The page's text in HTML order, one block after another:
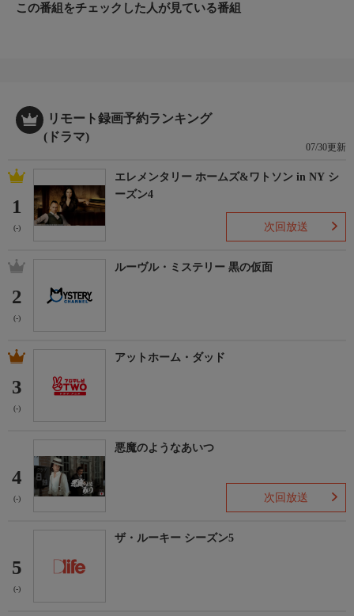
渡瀬恒彦主演「十津川警部」シリーズ第30弾。パリと東京を結ぶ
原作・脚本
【原作】西村京太郎【脚本】安本莞二
プロデューサー
森下和清、沼田通嗣
ディレクター
脇田時三
この番組をチェックした人が見ている番組
リモート録画予約ランキング
(ドラマ)
07/30更新
1
(-)
エレメンタリー ホームズ&ワトソン in NY シ
ーズン4
次回放送
2
(-)
ルーヴル・ミステリー 黒の仮面
3
(-)
アットホーム・ダッド
4
(-)
悪魔のようなあいつ
次回放送
5
(-)
ザ・ルーキー シーズン5